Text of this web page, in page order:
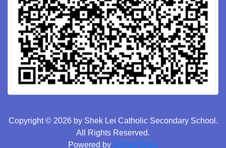
Copyright © 2026 by Shek Lei Catholic Secondary School.
All Rights Reserved.
Powered by SchoolTeam